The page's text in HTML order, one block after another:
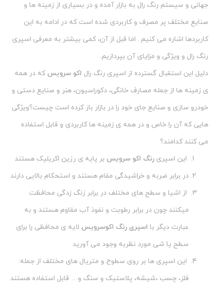
جهانی و سیستم رنگ رال به بازار آمده و در بسیاری از زمینه ها و
صنایع مختلف پر مصرف و کاربردی شده است که در ادامه به این
کاربردها اشاره می کنیم . اما قبل از آن، کمی بیشتر به معرفی اسپری
رنگ رال و ویژگی و مزایای آن بپردازیم.
دلیل این استقبال گسترده از اسپری رنگ رال اکو سرویس که در همه
ی زمینه ها از جمله مصارف خانگی، دکوراسیون، هنر و صنایع دستی و
خودرو سازی و صنایع جای خود را در بازار باز کرده است چیست؟ویژگی
هایی که آن را خاص و در همه ی زمینه ها کاربردی و قابل استفاده
می کنند کدامند؟
این اسپری رنگ اکو سرویس بر پایه ی رزین اکریلیک هستند
در برابر ضربه و خراشیدگی مقام هستند و استحکام بالایی دارند
از اشیا و سطح های مختلف در برابر زنگ زدگی محافظت
میکنند چون در برابر رطوبت و نفوذ آب مقاوم هستند و به
عبارت دیگر با اسپری رنگ اکوسرویس لایه ی محافظی را برای
سطح یا شی مورد نظربه وجود می آورید
این اسپری ها بر روی سطوح و متریال های مختلف از جمله:
فلز، چسب ،شیشه، پلاستیک و سنگ و… قابل استفاده هستند